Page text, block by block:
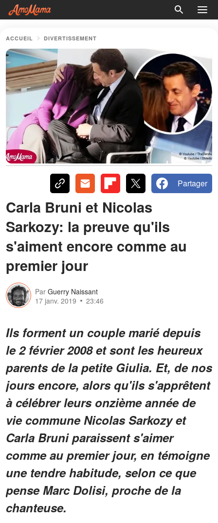
ACCUEIL DIVERTISSEMENT
Partager
Carla Bruni et Nicolas
Sarkozy: la preuve qu'ils
s'aiment encore comme au
premier jour
Par Guerry Naissant
17 janv. 2019
23:46
Ils forment un couple marié depuis
le 2 février 2008 et sont les heureux
parents de la petite Giulia. Et, de nos
jours encore, alors qu'ils s'apprêtent
à célébrer leurs onzième année de
vie commune Nicolas Sarkozy et
Carla Bruni paraissent s'aimer
comme au premier jour, en témoigne
une tendre habitude, selon ce que
pense Marc Dolisi, proche de la
chanteuse.